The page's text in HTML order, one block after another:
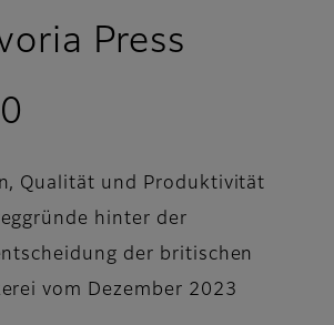
Press
Qualität und Produktivität
hinter der
der britischen
vom Dezember 2023